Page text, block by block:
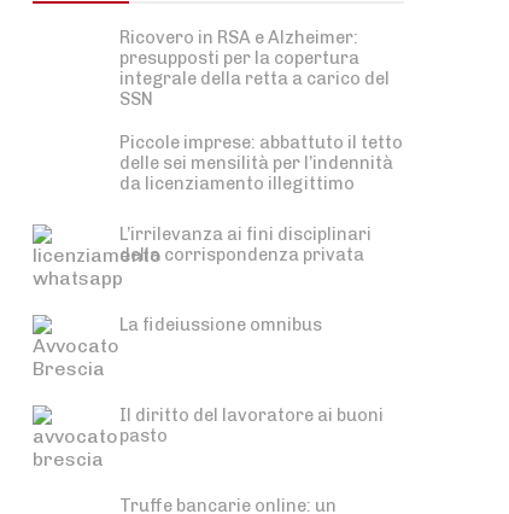
Ricovero in RSA e Alzheimer:
presupposti per la copertura
integrale della retta a carico del
SSN
Piccole imprese: abbattuto il tetto
delle sei mensilità per l’indennità
da licenziamento illegittimo
L’irrilevanza ai fini disciplinari
della corrispondenza privata
La fideiussione omnibus
Il diritto del lavoratore ai buoni
pasto
Truffe bancarie online: un